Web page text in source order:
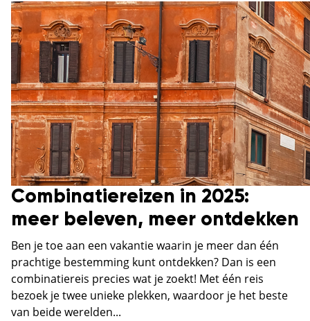
Combinatiereizen in 2025:
meer beleven, meer ontdekken
Ben je toe aan een vakantie waarin je meer dan één
prachtige bestemming kunt ontdekken? Dan is een
combinatiereis precies wat je zoekt! Met één reis
bezoek je twee unieke plekken, waardoor je het beste
van beide werelden...